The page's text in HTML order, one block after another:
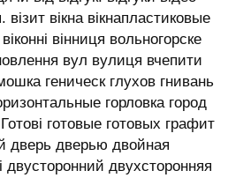
візит вікна вікнапластиковые
вінниця вольногорске
вул вулиця вчепити
геническ глухов гнивань
горловка город
готовые готовых графит
дверь дверью двойная
двусторонний двухсторонняя